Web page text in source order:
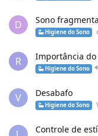
D Sono
Higiene do Sono
R Importância do
Higiene do Sono
V Desabafo
Higiene do Sono
Controle de